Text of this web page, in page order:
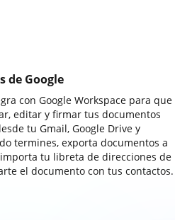
de Google
con Google Workspace para que
editar y firmar tus documentos
tu Gmail, Google Drive y
termines, exporta documentos a
tu libreta de direcciones de
el documento con tus contactos.